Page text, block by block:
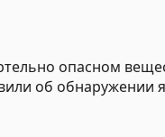
опасном
об обнаружении